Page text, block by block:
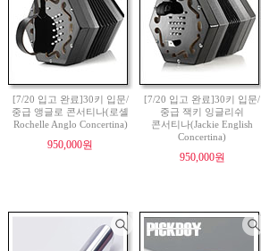
[7/20 입고 완료]30키 입문/
중급 앵글로 콘서티나(로셸
Rochelle Anglo Concertina)
950,000원
[7/20 입고 완료]30키 입문/
중급 잭키 잉글리쉬
콘서티나(Jackie English
Concertina)
950,000원